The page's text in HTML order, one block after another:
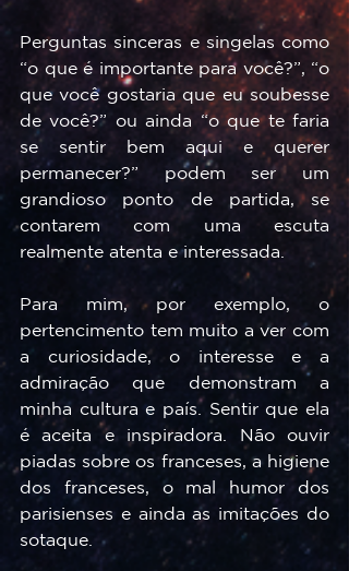
Perguntas sinceras e singelas como
“o que é importante para você?”, “o
que você gostaria que eu soubesse
de você?” ou ainda “o que te faria
se sentir bem aqui e querer
permanecer?” podem ser um
grandioso ponto de partida, se
contarem com uma escuta
realmente atenta e interessada.
Para mim, por exemplo, o
pertencimento tem muito a ver com
a curiosidade, o interesse e a
admiração que demonstram a
minha cultura e país. Sentir que ela
é aceita e inspiradora. Não ouvir
piadas sobre os franceses, a higiene
dos franceses, o mal humor dos
parisienses e ainda as imitações do
sotaque.